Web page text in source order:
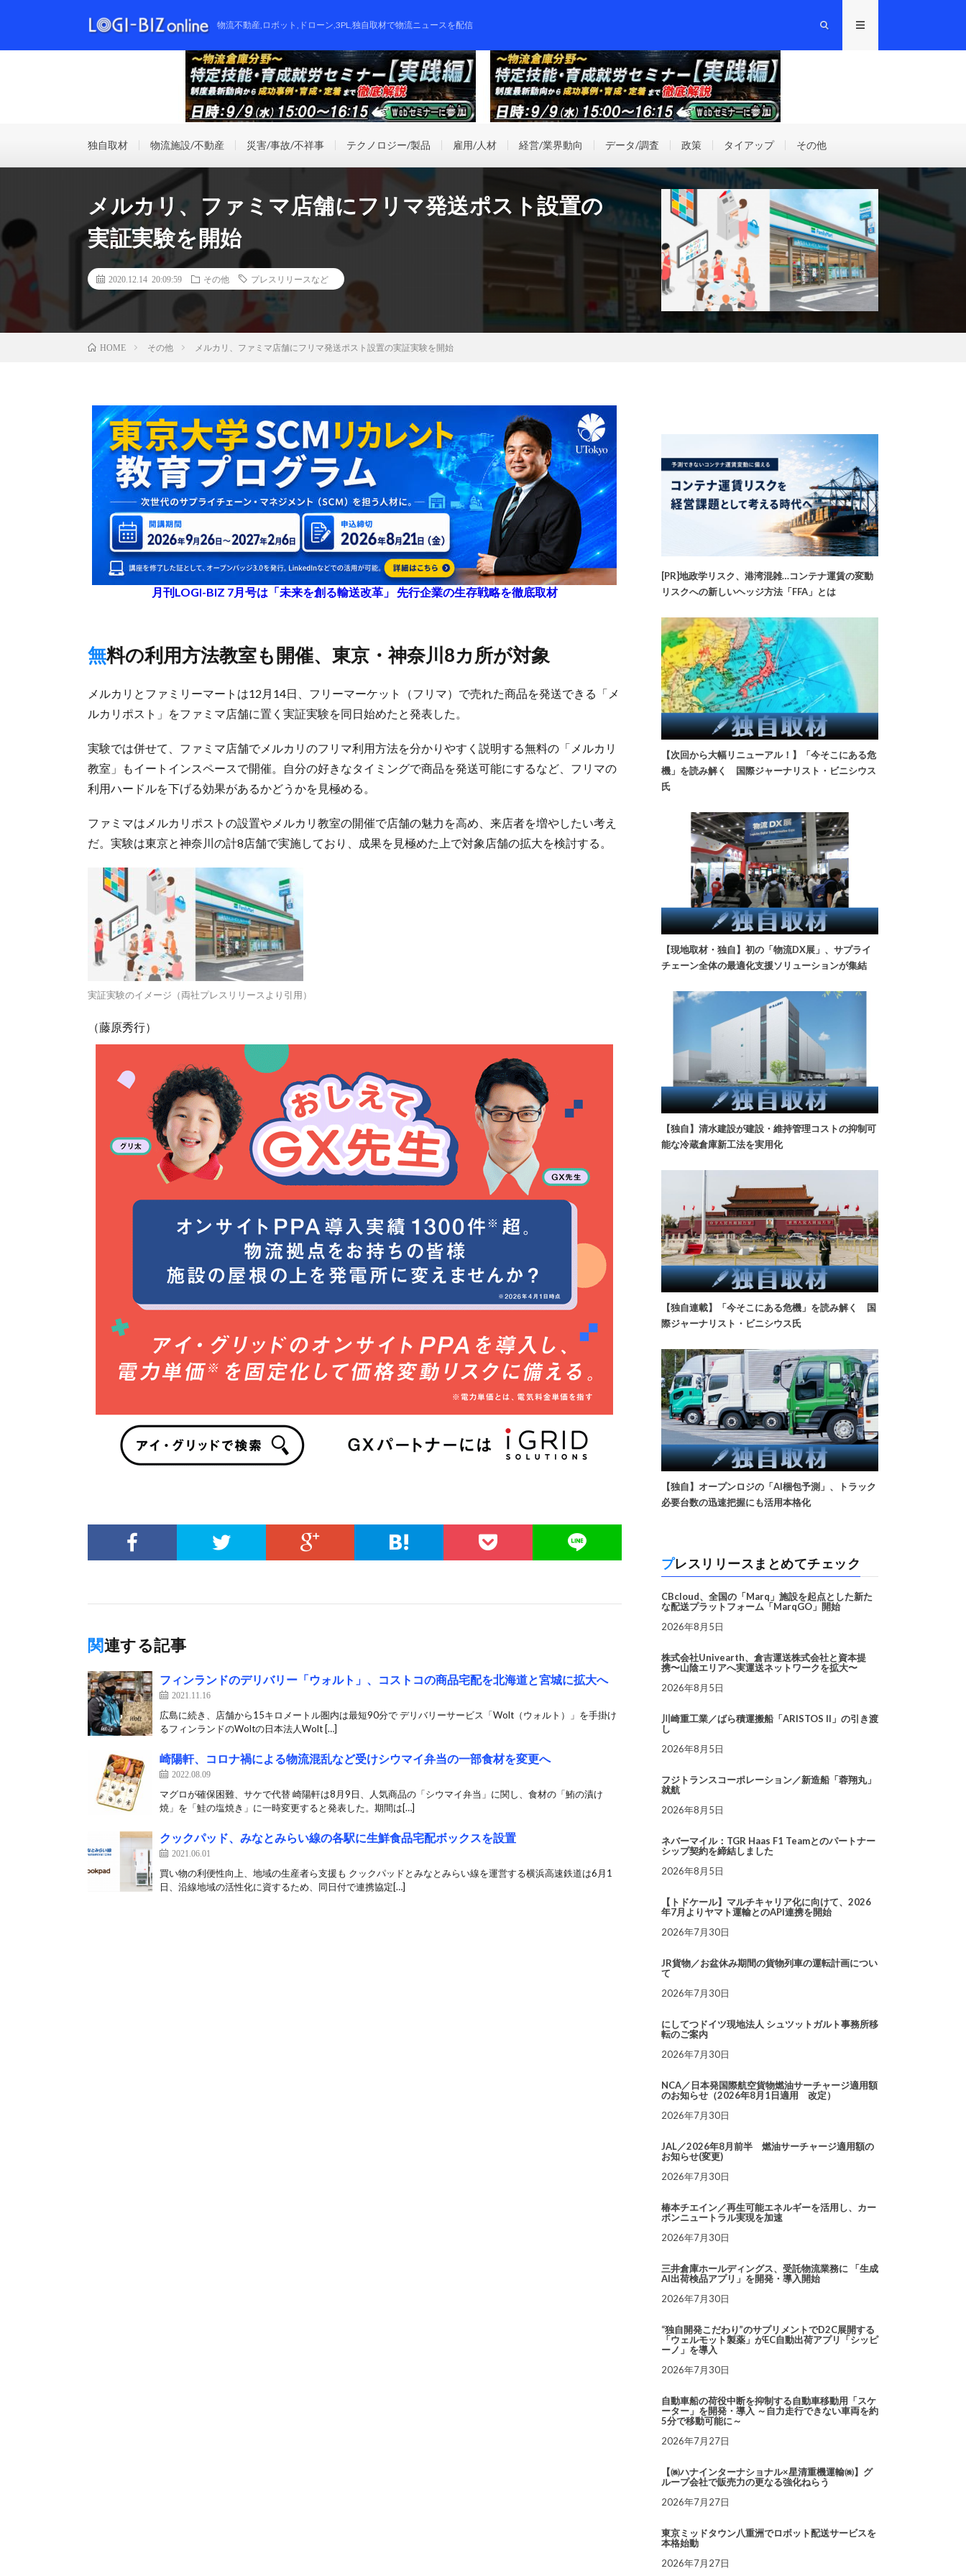
物流不動産,ロボット,ドローン,3PL,独自取材で物流ニュースを配信
独自取材 物流施設/不動産 災害/事故/不祥事 テクノロジー/製品 雇用/人材 経営/業界動向 データ/調査 政策 タイアップ その他
メルカリ、ファミマ店舗にフリマ発送ポスト設置の
実証実験を開始
2020.12.14 20:09:59 その他 プレスリリースなど
HOME その他 メルカリ、ファミマ店舗にフリマ発送ポスト設置の実証実験を開始
月刊LOGI-BIZ 7月号は「未来を創る輸送改革」 先行企業の生存戦略を徹底取材
無料の利用方法教室も開催、東京・神奈川8カ所が対象
メルカリとファミリーマートは12月14日、フリーマーケット（フリマ）で売れた商品を発送できる「メ
ルカリポスト」をファミマ店舗に置く実証実験を同日始めたと発表した。
実験では併せて、ファミマ店舗でメルカリのフリマ利用方法を分かりやすく説明する無料の「メルカリ
教室」もイートインスペースで開催。自分の好きなタイミングで商品を発送可能にするなど、フリマの
利用ハードルを下げる効果があるかどうかを見極める。
ファミマはメルカリポストの設置やメルカリ教室の開催で店舗の魅力を高め、来店者を増やしたい考え
だ。実験は東京と神奈川の計8店舗で実施しており、成果を見極めた上で対象店舗の拡大を検討する。
実証実験のイメージ（両社プレスリリースより引用）
（藤原秀行）
関連する記事
フィンランドのデリバリー「ウォルト」、コストコの商品宅配を北海道と宮城に拡大へ
2021.11.16
広島に続き、店舗から15キロメートル圏内は最短90分で デリバリーサービス「Wolt（ウォルト）」を手掛け
るフィンランドのWoltの日本法人Wolt […]
崎陽軒、コロナ禍による物流混乱など受けシウマイ弁当の一部食材を変更へ
2022.08.09
マグロが確保困難、サケで代替 崎陽軒は8月9日、人気商品の「シウマイ弁当」に関し、食材の「鮪の漬け
焼」を「鮭の塩焼き」に一時変更すると発表した。期間は[…]
クックパッド、みなとみらい線の各駅に生鮮食品宅配ボックスを設置
2021.06.01
買い物の利便性向上、地域の生産者ら支援も クックパッドとみなとみらい線を運営する横浜高速鉄道は6月1
日、沿線地域の活性化に資するため、同日付で連携協定[…]
[PR]地政学リスク、港湾混雑…コンテナ運賃の変動
リスクへの新しいヘッジ方法「FFA」とは
【次回から大幅リニューアル！】「今そこにある危
機」を読み解く 国際ジャーナリスト・ビニシウス
氏
【現地取材・独自】初の「物流DX展」、サプライ
チェーン全体の最適化支援ソリューションが集結
【独自】清水建設が建設・維持管理コストの抑制可
能な冷蔵倉庫新工法を実用化
【独自連載】「今そこにある危機」を読み解く 国
際ジャーナリスト・ビニシウス氏
【独自】オープンロジの「AI梱包予測」、トラック
必要台数の迅速把握にも活用本格化
プレスリリースまとめてチェック
CBcloud、全国の「Marq」施設を起点とした新た
な配送プラットフォーム「MarqGO」開始
2026年8月5日
株式会社Univearth、倉吉運送株式会社と資本提
携〜山陰エリアへ実運送ネットワークを拡大〜
2026年8月5日
川崎重工業／ばら積運搬船「ARISTOS II」の引き渡
し
2026年8月5日
フジトランスコーポレーション／新造船「蓉翔丸」
就航
2026年8月5日
ネバーマイル：TGR Haas F1 Teamとのパートナー
シップ契約を締結しました
2026年8月5日
【トドケール】マルチキャリア化に向けて、2026
年7月よりヤマト運輸とのAPI連携を開始
2026年7月30日
JR貨物／お盆休み期間の貨物列車の運転計画につい
て
2026年7月30日
にしてつドイツ現地法人 シュツットガルト事務所移
転のご案内
2026年7月30日
NCA／日本発国際航空貨物燃油サーチャージ適用額
のお知らせ（2026年8月1日適用 改定）
2026年7月30日
JAL／2026年8月前半 燃油サーチャージ適用額の
お知らせ(変更)
2026年7月30日
椿本チエイン／再生可能エネルギーを活用し、カー
ボンニュートラル実現を加速
2026年7月30日
三井倉庫ホールディングス、受託物流業務に 「生成
AI出荷検品アプリ」を開発・導入開始
2026年7月30日
“独自開発こだわり”のサプリメントでD2C展開する
「ウェルモット製薬」がEC自動出荷アプリ「シッピ
ーノ」を導入
2026年7月30日
自動車船の荷役中断を抑制する自動車移動用「スケ
ーター」を開発・導入 ～自力走行できない車両を約
5分で移動可能に～
2026年7月27日
【㈱ハナインターナショナル×星清重機運輸㈱】グ
ループ会社で販売力の更なる強化ねらう
2026年7月27日
東京ミッドタウン八重洲でロボット配送サービスを
本格始動
2026年7月27日